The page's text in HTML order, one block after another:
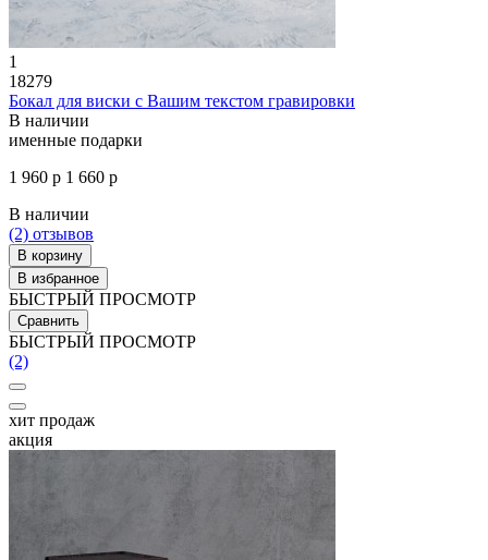
1
18279
Бокал для виски с Вашим текстом гравировки
В наличии
именные подарки
1 960 р 1 660 р
В наличии
(2) отзывов
В корзину
В избранное
БЫСТРЫЙ ПРОСМОТР
Сравнить
БЫСТРЫЙ ПРОСМОТР
(2)
хит продаж
акция